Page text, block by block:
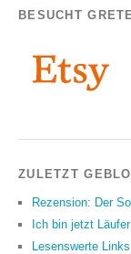
BESUCHT
ZULETZT
Rezension: Der
Ich bin jetzt
Lesenswerte